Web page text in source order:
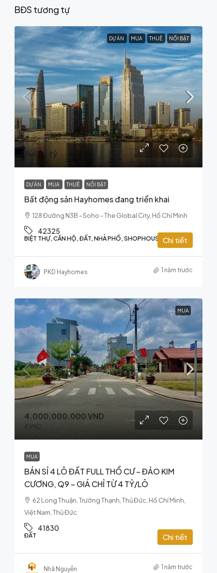
BĐS tương tự
DỰ ÁN MUA THUÊ NỔI BẬT
Từ 1.4 tỷ
DỰ ÁN MUA THUÊ NỔI BẬT
Bất động sản Hayhomes đang triển khai
128 Đường N3B - Soho - The Global City, Hồ Chí Minh
42325
BIỆT THỰ, CĂN HỘ, ĐẤT, NHÀ PHỐ, SHOPHOUSE Chi tiết
PKD Hayhomes 1 năm trước
MUA
4.000.000.000 VND
4 VND
MUA
BÁN SỈ 4 LÔ ĐẤT FULL THỔ CƯ – ĐẢO KIM
CƯƠNG, Q9 – GIÁ CHỈ TỪ 4 TỶ/LÔ
62 Long Thuận, Trường Thạnh, Thủ Đức, Hồ Chí Minh,
Việt Nam, Thủ Đức
41830
ĐẤT Chi tiết
Nhã Nguyễn 1 năm trước